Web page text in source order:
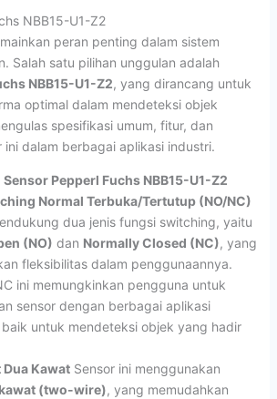
NBB15-U1-Z2
peran penting dalam sistem
Salah satu pilihan unggulan adalah
NBB15-U1-Z2, yang dirancang untuk
optimal dalam mendeteksi objek
spesifikasi umum, fitur, dan
ini dalam berbagai aplikasi industri.
Pepperl Fuchs NBB15-U1-Z2
Normal Terbuka/Tertutup (NO/NC)
dua jenis fungsi switching, yaitu
(NO) dan Normally Closed (NC), yang
fleksibilitas dalam penggunaannya.
ini memungkinkan pengguna untuk
sensor dengan berbagai aplikasi
untuk mendeteksi objek yang hadir
KawatSensor ini menggunakan
(two-wire), yang memudahkan